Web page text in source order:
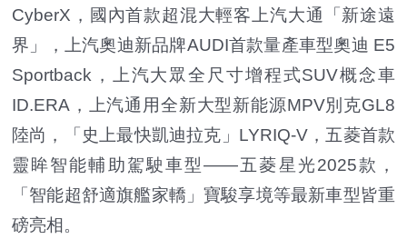
CyberX，國內首款超混大輕客上汽大通「新途遠
界」，上汽奧迪新品牌AUDI首款量產車型奧迪 E5
Sportback，上汽大眾全尺寸增程式SUV概念車
ID.ERA，上汽通用全新大型新能源MPV別克GL8
陸尚，「史上最快凱迪拉克」LYRIQ-V，五菱首款
靈眸智能輔助駕駛車型——五菱星光2025款，
「智能超舒適旗艦家轎」寶駿享境等最新車型皆重
磅亮相。